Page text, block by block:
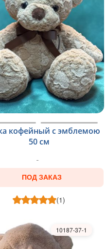
кофейный с эмблемою
50 см
ПОД ЗАКАЗ
(1)
10187-37-1